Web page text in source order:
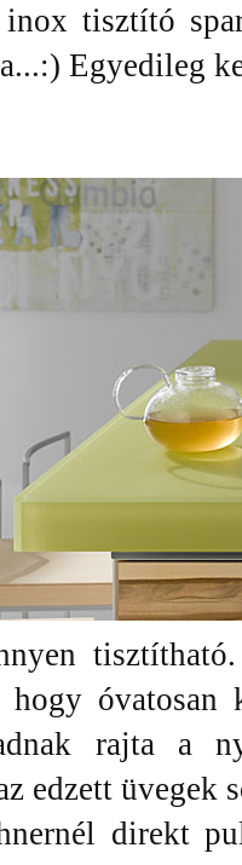
inox tisztító
Egyedileg
hogy
rajta a
edzett
direkt